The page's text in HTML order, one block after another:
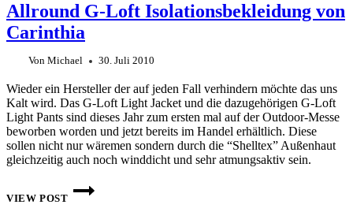
Allround G-Loft Isolationsbekleidung von
Carinthia
Von Michael 30. Juli 2010
Wieder ein Hersteller der auf jeden Fall verhindern möchte das uns
Kalt wird. Das G-Loft Light Jacket und die dazugehörigen G-Loft
Light Pants sind dieses Jahr zum ersten mal auf der Outdoor-Messe
beworben worden und jetzt bereits im Handel erhältlich. Diese
sollen nicht nur wäremen sondern durch die “Shelltex” Außenhaut
gleichzeitig auch noch winddicht und sehr atmungsaktiv sein.
VIEW POST
ALLROUND
G-